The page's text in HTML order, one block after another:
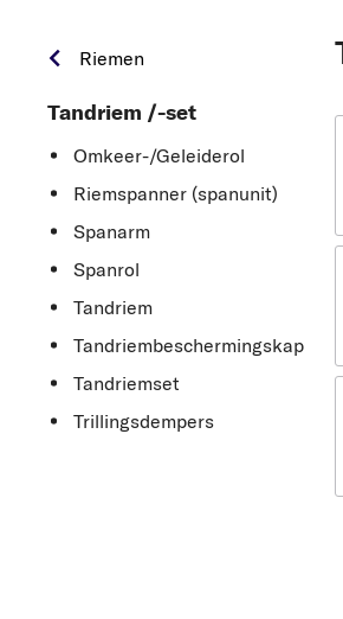
Riemen
Tandriem /-set
Omkeer-/Geleiderol
Riemspanner (spanunit)
Spanarm
Spanrol
Tandriem
Tandriembeschermingskap
Tandriemset
Trillingsdempers